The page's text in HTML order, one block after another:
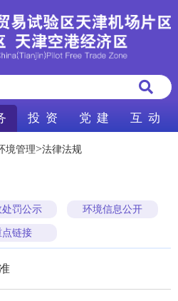
投 资 党 建 互 动
境管理>法律法规
处罚公示 环境信息公开
点链接